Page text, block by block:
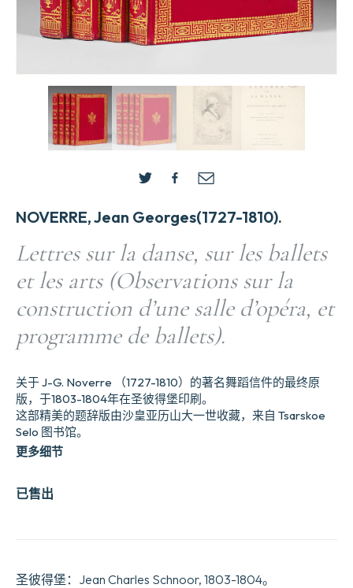
NOVERRE, Jean Georges(1727-1810).
Lettres sur la danse, sur les ballets
et les arts (Observations sur la
construction d’une salle d’opéra, et
programme de ballets).
已售出
关于 J-G. Noverre （1727-1810）的著名舞蹈信件的最终原
版，于1803-1804年在圣彼得堡印刷。
这部精美的题辞版由沙皇亚历山大一世收藏，来自 Tsarskoe
Selo 图书馆。
更多细节
圣彼得堡：Jean Charles Schnoor, 1803-1804。